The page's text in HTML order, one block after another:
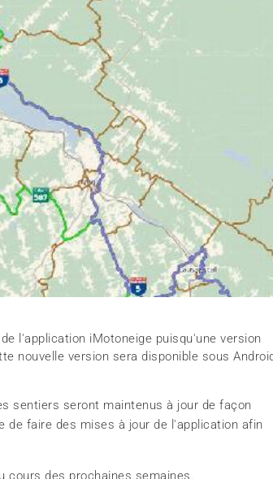
l'application iMotoneige puisqu'une version
nouvelle version sera disponible sous
sentiers seront maintenus à jour de façon
de faire des mises à jour de l'application afin
cours des prochaines semaines.